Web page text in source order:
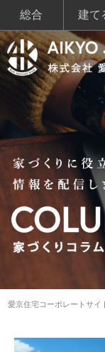
総合 建て
愛京住宅コーポレートサイ